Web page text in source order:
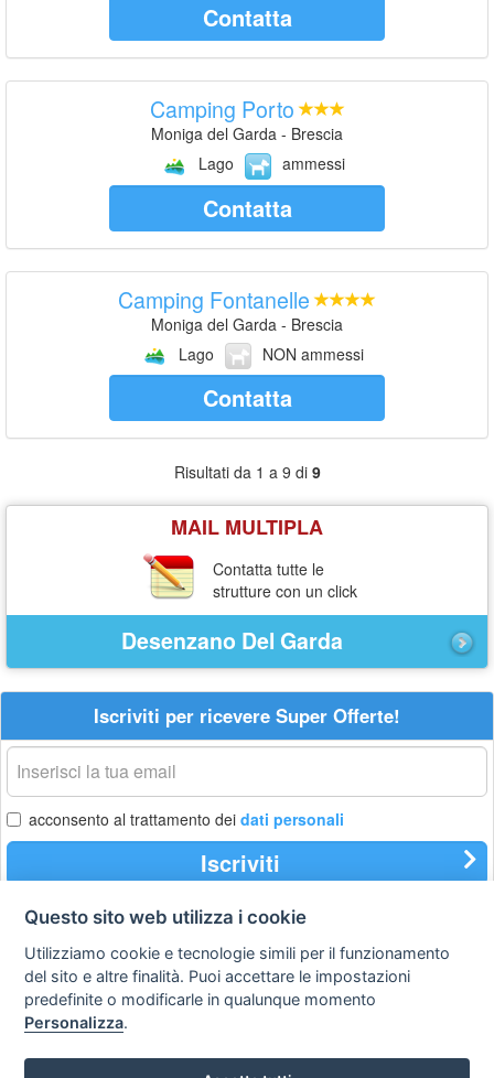
Contatta
Camping Porto
Moniga del Garda - Brescia
Lago
ammessi
Contatta
Camping Fontanelle
Moniga del Garda - Brescia
Lago
NON ammessi
Contatta
Risultati da 1 a 9 di 9
MAIL MULTIPLA
Contatta tutte le
strutture con un click
Desenzano Del Garda
Iscriviti per ricevere Super Offerte!
La
tua
email
acconsento al trattamento dei dati personali
Iscriviti
Privacy
policy
Avviso
legale
Scrivici
Preferenze cookie
Questo sito web utilizza i cookie
Utilizziamo cookie e tecnologie simili per il funzionamento
del sito e altre finalità. Puoi accettare le impostazioni
predefinite o modificarle in qualunque momento
Personalizza.